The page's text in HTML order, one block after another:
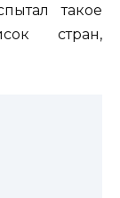
такое
стран,